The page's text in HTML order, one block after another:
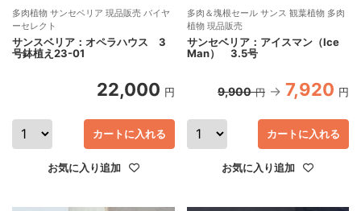
多肉植物 サンセベリア 現品販売 バイヤ
ーセレクト
サンスベリア：オペラハウス 3
号鉢植え23-01
22,000 円
お気に入り追加
カートに入れる
多肉＆塊根セール サンス 観葉植物 多肉
植物 現品販売
サンセベリア：アイスマン（Ice
Man） 3.5号
9,900 円 7,920 円
お気に入り追加
カートに入れる